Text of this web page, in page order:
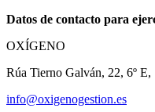
Datos de contacto para
OXÍGENO
Rúa Tierno Galván, 22, 6º
info@oxigenogestion.es